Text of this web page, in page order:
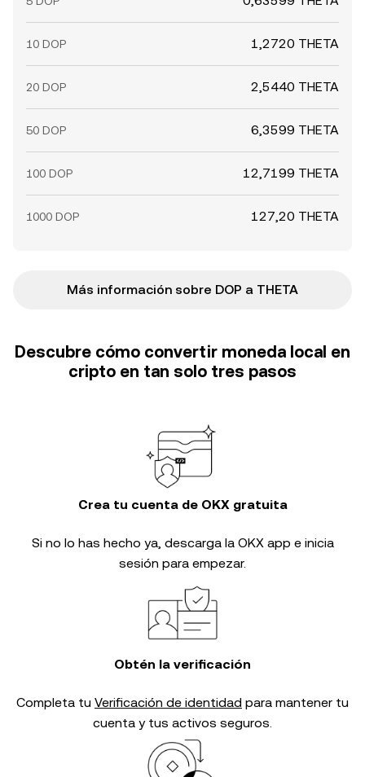
10 DOP 1,2720 THETA
20 DOP 2,5440 THETA
50 DOP 6,3599 THETA
100 DOP 12,7199 THETA
1000 DOP 127,20 THETA
Más información sobre DOP a THETA
Descubre cómo convertir moneda local en
cripto en tan solo tres pasos
Crea tu cuenta de OKX gratuita
Si no lo has hecho ya, descarga la OKX app e inicia
sesión para empezar.
Obtén la verificación
Completa tu Verificación de identidad para mantener tu
cuenta y tus activos seguros.